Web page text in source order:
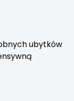
ubytków